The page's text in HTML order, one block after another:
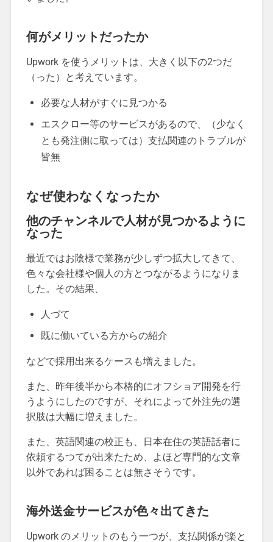
何がメリットだったか
Upwork を使うメリットは、大きく以下の2つだ
（った）と考えています。
必要な人材がすぐに見つかる
エスクロー等のサービスがあるので、（少なく
とも発注側に取っては）支払関連のトラブルが
皆無
なぜ使わなくなったか
他のチャンネルで人材が見つかるように
なった
最近ではお陰様で業務が少しずつ拡大してきて、
色々な会社様や個人の方とつながるようになりま
した。その結果、
人づて
既に働いている方からの紹介
などで採用出来るケースも増えました。
また、昨年後半から本格的にオフショア開発を行
うようにしたのですが、それによって外注先の選
択肢は大幅に増えました。
また、英語関連の校正も、日本在住の英語話者に
依頼するつてが出来たため、よほど専門的な文章
以外であれば困ることは無さそうです。
海外送金サービスが色々出てきた
Upwork のメリットのもう一つが、支払関係が楽と